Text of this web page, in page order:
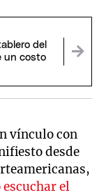
del
un costo
vínculo con
desde
el